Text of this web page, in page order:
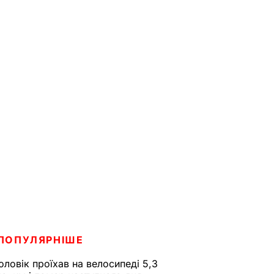
проїхав на велосипеді 5,3